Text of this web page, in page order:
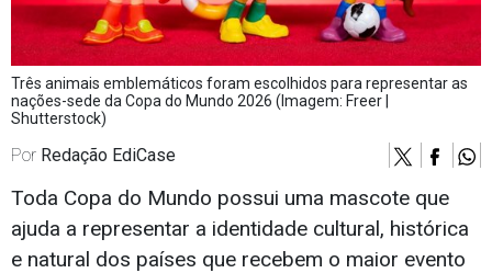
Três animais emblemáticos foram escolhidos para representar as
nações-sede da Copa do Mundo 2026 (Imagem: Freer |
Shutterstock)
Por Redação EdiCase
Toda Copa do Mundo possui uma mascote que
ajuda a representar a identidade cultural, histórica
e natural dos países que recebem o maior evento